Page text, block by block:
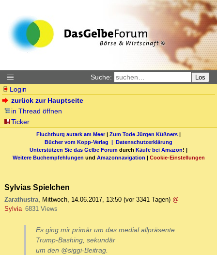
Suche: Los
Login
zurück zur Hauptseite
in Thread öffnen
Ticker
Fluchtburg autark am Meer| Zum Tode Jürgen Küßners |
Bücher vom Kopp-Verlag | Datenschutzerklärung
Unterstützen Sie das Gelbe Forum durch Käufe bei Amazon! |
Weitere Buchempfehlungen und Amazonnavigation | Cookie-Einstellungen
Sylvias Spielchen
Zarathustra, Mittwoch, 14.06.2017, 13:50 (vor 3341 Tagen) @
Sylvia 6831 Views
Es ging mir primär um das medial allpräsente
Trump-Bashing, sekundär
um den @siggi-Beitrag.